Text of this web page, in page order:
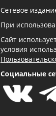
Сетевое
При
Сайт
условия
Социальные